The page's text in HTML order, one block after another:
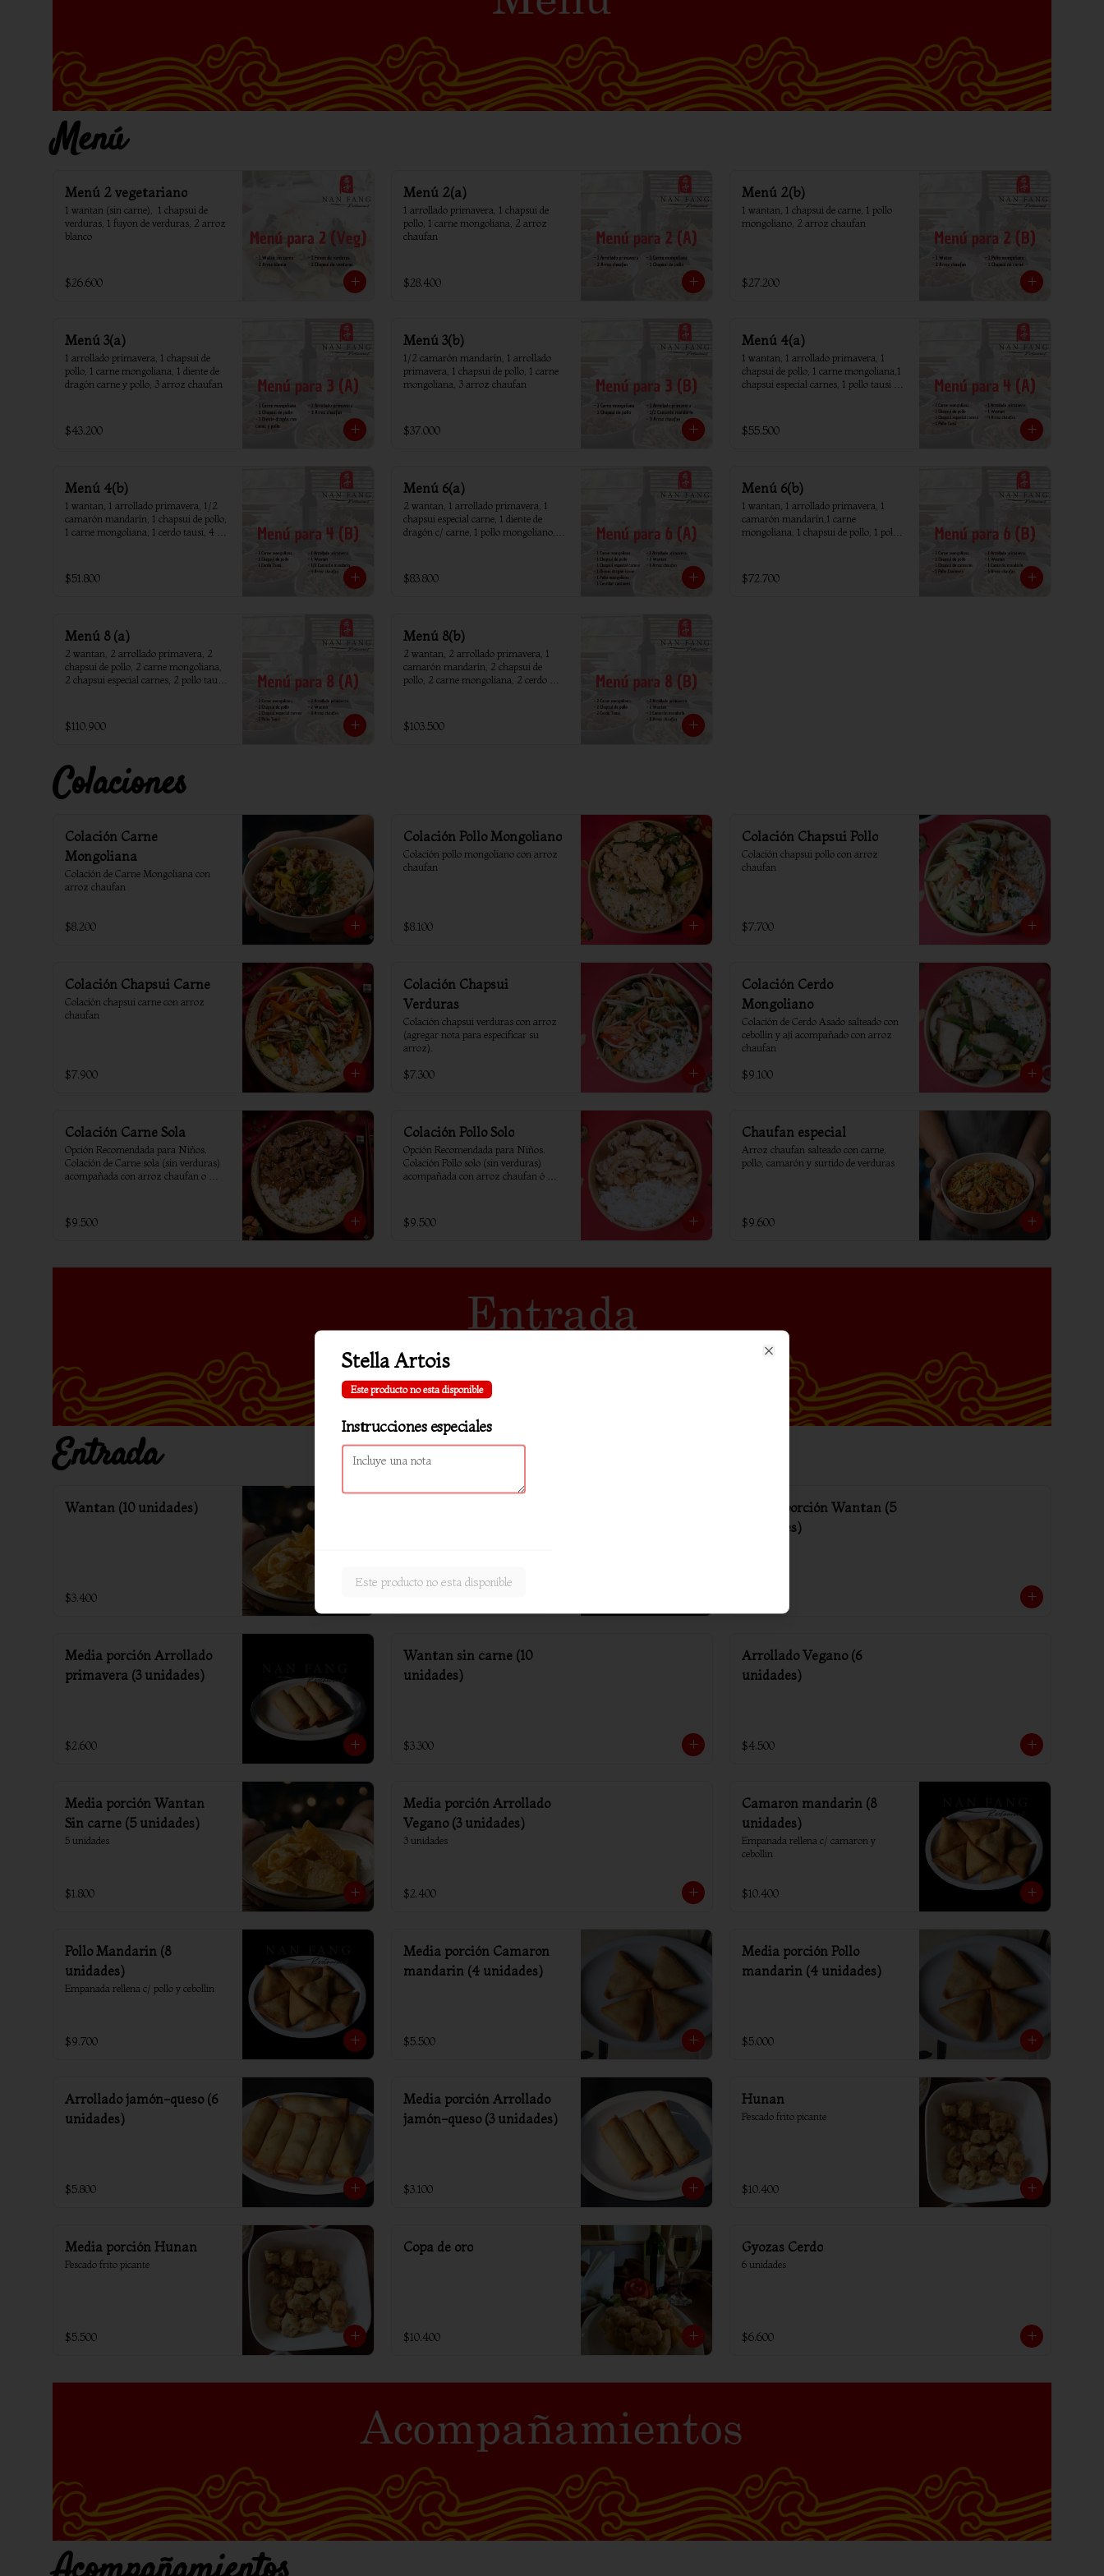
Menú
Menú 2 vegetariano
1 wantan (sin carne),  1 chapsui de
verduras, 1 fuyon de verduras, 2 arroz
blanco
$26.600
Menú 2(a)
1 arrollado primavera, 1 chapsui de
pollo, 1 carne mongoliana, 2 arroz
chaufan
$28.400
Menú 2(b)
1 wantan, 1 chapsui de carne, 1 pollo
mongoliano, 2 arroz chaufan
$27.200
Menú 3(a)
1 arrollado primavera, 1 chapsui de
pollo, 1 carne mongoliana, 1 diente de
dragón carne y pollo, 3 arroz chaufan
$43.200
Menú 3(b)
1/2 camarón mandarín, 1 arrollado
primavera, 1 chapsui de pollo, 1 carne
mongoliana, 3 arroz chaufan
$37.000
Menú 4(a)
1 wantan, 1 arrollado primavera, 1
chapsui de pollo, 1 carne mongoliana,1
chapsui especial carnes, 1 pollo tausi 4
$55.500
Menú 4(b)
1 wantan, 1 arrollado primavera, 1/2
camarón mandarín, 1 chapsui de pollo,
1 carne mongoliana, 1 cerdo tausi, 4
$51.800
Menú 6(a)
2 wantan, 1 arrollado primavera, 1
chapsui especial carne, 1 diente de
dragón c/ carne, 1 pollo mongoliano, 1
$83.800
Menú 6(b)
1 wantan, 1 arrollado primavera, 1
camarón mandarín,1 carne
mongoliana, 1 chapsui de pollo, 1 pollo
$72.700
Menú 8 (a)
2 wantan, 2 arrollado primavera, 2
chapsui de pollo, 2 carne mongoliana,
2 chapsui especial carnes, 2 pollo tausi,
$110.900
Menú 8(b)
2 wantan, 2 arrollado primavera, 1
camarón mandarín, 2 chapsui de
pollo, 2 carne mongoliana, 2 cerdo
$103.500
Colaciones
Colación Carne
Mongoliana
Colación de Carne Mongoliana con
arroz chaufan
$8.200
Colación Pollo Mongoliano
Colación pollo mongoliano con arroz
chaufan
$8.100
Colación Chapsui Pollo
Colación chapsui pollo con arroz
chaufan
$7.700
Colación Chapsui Carne
Colación chapsui carne con arroz
chaufan
$7.900
Colación Chapsui
Verduras
Colación chapsui verduras con arroz
(agregar nota para especificar su
arroz).
$7.300
Colación Cerdo
Mongoliano
Colación de Cerdo Asado salteado con
cebollín y ají acompañado con arroz
chaufan
$9.100
Colación Carne Sola
Opción Recomendada para Niños.
Colación de Carne sola (sin verduras)
acompañada con arroz chaufan o
$9.500
Colación Pollo Solo
Opción Recomendada para Niños.
Colación Pollo solo (sin verduras)
acompañada con arroz chaufan ó
$9.500
Chaufan especial
Arroz chaufan salteado con carne,
pollo, camarón y surtido de verduras
$9.600
Entrada
Wantan (10 unidades)
$3.400
Media porción Wantan (5
unidades)
Media porción Arrollado
primavera (3 unidades)
$2.600
Wantan sin carne (10
unidades)
$3.300
Arrollado Vegano (6
unidades)
$4.500
Media porción Wantan
Sin carne (5 unidades)
5 unidades
$1.800
Media porción Arrollado
Vegano (3 unidades)
3 unidades
$2.400
Camaron mandarin (8
unidades)
Empanada rellena c/ camaron y
cebollin
$10.400
Pollo Mandarin (8
unidades)
Empanada rellena c/ pollo y cebollin
$9.700
Media porción Camaron
mandarin (4 unidades)
$5.500
Media porción Pollo
mandarin (4 unidades)
$5.000
Arrollado jamón-queso (6
unidades)
$5.800
Media porción Arrollado
jamón-queso (3 unidades)
$3.100
Hunan
Pescado frito picante
$10.400
Media porción Hunan
Pescado frito picante
$5.500
Copa de oro
$10.400
Gyozas Cerdo
6 unidades
$6.600
Stella Artois
Este producto no esta disponible
Instrucciones especiales
Este producto no esta disponible
Close